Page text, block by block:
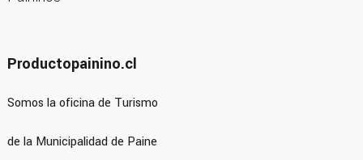
Productopainino.cl
Somos la oficina de Turismo
de la Municipalidad de Paine